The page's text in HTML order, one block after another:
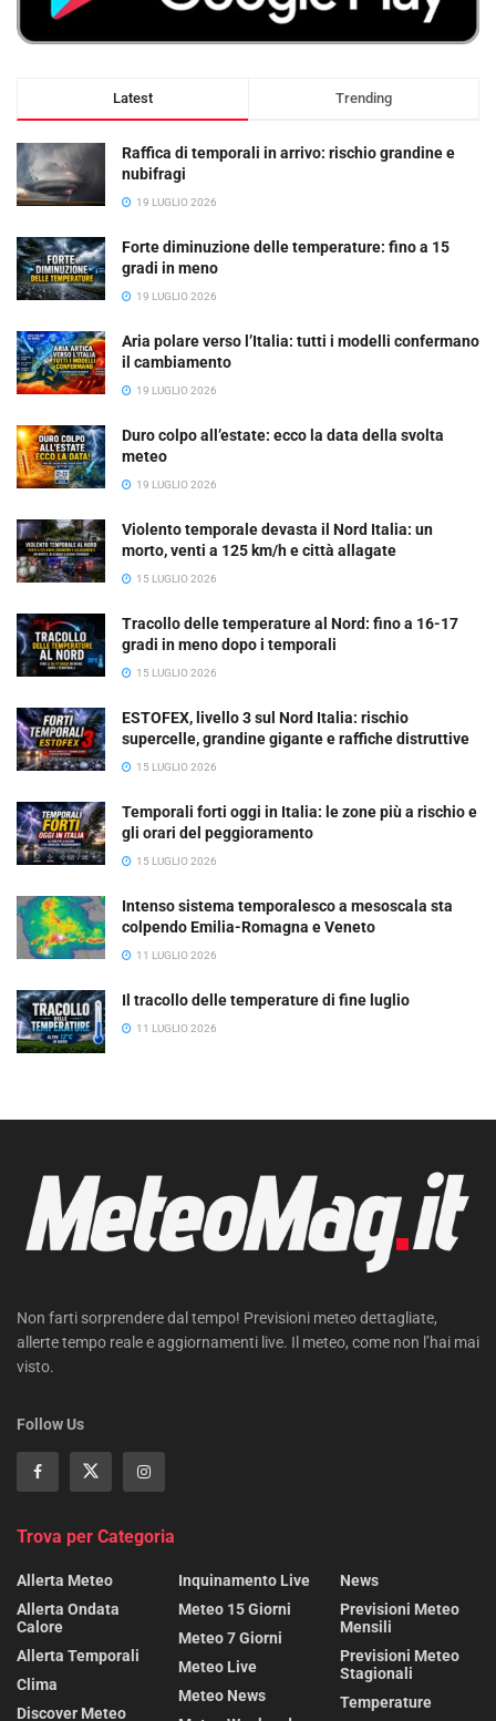
Latest Trending
Raffica di temporali in arrivo: rischio grandine e
nubifragi
19 LUGLIO 2026
Forte diminuzione delle temperature: fino a 15
gradi in meno
19 LUGLIO 2026
Aria polare verso l’Italia: tutti i modelli confermano
il cambiamento
19 LUGLIO 2026
Duro colpo all’estate: ecco la data della svolta
meteo
19 LUGLIO 2026
Violento temporale devasta il Nord Italia: un
morto, venti a 125 km/h e città allagate
15 LUGLIO 2026
Tracollo delle temperature al Nord: fino a 16-17
gradi in meno dopo i temporali
15 LUGLIO 2026
ESTOFEX, livello 3 sul Nord Italia: rischio
supercelle, grandine gigante e raffiche distruttive
15 LUGLIO 2026
Temporali forti oggi in Italia: le zone più a rischio e
gli orari del peggioramento
15 LUGLIO 2026
Intenso sistema temporalesco a mesoscala sta
colpendo Emilia-Romagna e Veneto
11 LUGLIO 2026
Il tracollo delle temperature di fine luglio
11 LUGLIO 2026
Non farti sorprendere dal tempo! Previsioni meteo dettagliate,
allerte tempo reale e aggiornamenti live. Il meteo, come non l’hai mai
visto.
Follow Us
Trova per Categoria
Allerta Meteo
Allerta Ondata
Calore
Allerta Temporali
Clima
Discover Meteo
Inquinamento Live
Meteo 15 Giorni
Meteo 7 Giorni
Meteo Live
Meteo News
News
Previsioni Meteo
Mensili
Previsioni Meteo
Stagionali
Temperature